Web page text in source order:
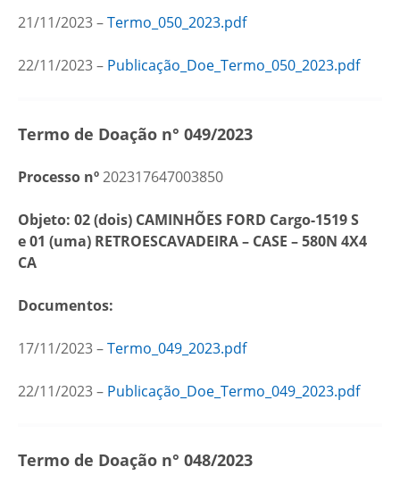
21/11/2023 –Termo_050_2023.pdf
22/11/2023 – Publicação_Doe_Termo_050_2023.pdf
Termo de Doação n° 049/2023
Processo nº202317647003850
Objeto: 02 (dois) CAMINHÕES FORD Cargo-1519 S
e 01 (uma) RETROESCAVADEIRA – CASE – 580N 4X4
CA
Documentos:
17/11/2023 –Termo_049_2023.pdf
22/11/2023 – Publicação_Doe_Termo_049_2023.pdf
Termo de Doação n° 048/2023